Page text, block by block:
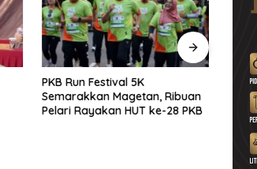
PKB Run Festival 5K
Semarakkan Magetan, Ribuan
Pelari Rayakan HUT ke-28 PKB